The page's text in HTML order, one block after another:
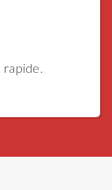
rapide.